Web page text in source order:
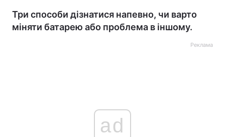
Три способи дізнатися напевно, чи варто
міняти батарею або проблема в іншому.
Реклама
ad